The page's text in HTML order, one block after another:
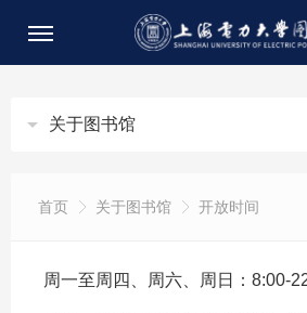
关于图书馆
首页 关于图书馆 开放时间
周一至周四、周六、周日：8:00-